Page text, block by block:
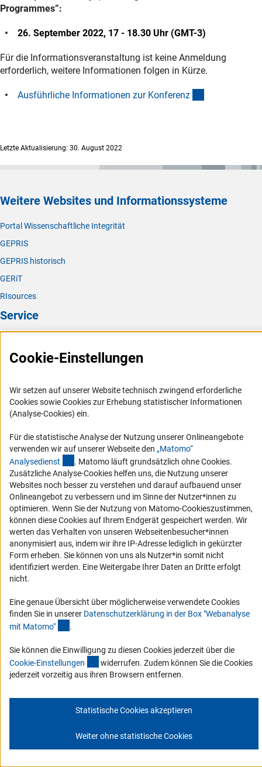
Programmes”:
26. September 2022, 17 - 18.30 Uhr (GMT-3)
Für die Informationsveranstaltung ist keine Anmeldung
erforderlich, weitere Informationen folgen in Kürze.
Ausführliche Informationen zur Konferenz
Letzte Aktualisierung: 30. August 2022
Weitere Websites und Informationssysteme
Portal Wissenschaftliche Integrität
GEPRIS
GEPRIS historisch
GERiT
RIsources
Service
FAQ
Logo und Corporate Design
RSS-Feeds
Vergabeverfahren
Barrierefreiheit
Service und Informationen für Menschen mit Behinderungen
Erklärung zur Barrierefreiheit
Barriere melden
DFG-aktuell
Erhalten Sie Neuigkeiten aus der DFG direkt in Ihr Mailpostfach oder
schauen Sie sich die Ausgaben online an.
Zum Newsletter
Impressum Datenschutz Cookie-Einstellungen
Cookie-Einstellungen
Wir setzen auf unserer Website technisch zwingend erforderliche
Cookies sowie Cookies zur Erhebung statistischer Informationen
(Analyse-Cookies) ein.
Für die statistische Analyse der Nutzung unserer Onlineangebote
verwenden wir auf unserer Webseite den „Matomo“
Analysedienst (externer Link)
. Matomo läuft grundsätzlich ohne Cookies.
Zusätzliche Analyse-Cookies helfen uns, die Nutzung unserer
Websites noch besser zu verstehen und darauf aufbauend unser
Onlineangebot zu verbessern und im Sinne der Nutzer*innen zu
optimieren. Wenn Sie der Nutzung von Matomo-Cookieszustimmen,
können diese Cookies auf Ihrem Endgerät gespeichert werden. Wir
werten das Verhalten von unseren Webseitenbesucher*innen
anonymisiert aus, indem wir ihre IP-Adresse lediglich in gekürzter
Form erheben. Sie können von uns als Nutzer*in somit nicht
identifiziert werden. Eine Weitergabe Ihrer Daten an Dritte erfolgt
nicht.
Eine genaue Übersicht über möglicherweise verwendete Cookies
finden Sie in unserer Datenschutzerklärung in der Box "Webanalyse
mit Matomo" .
Sie können die Einwilligung zu diesen Cookies jederzeit über die
Cookie-Einstellungen (interner Link)
widerrufen. Zudem können Sie die Cookies
jederzeit vorzeitig aus ihren Browsern entfernen.
Statistische Cookies akzeptieren
Weiter ohne statistische Cookies